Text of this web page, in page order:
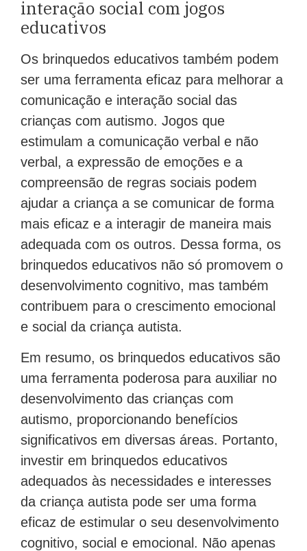
interação social com jogos
educativos
Os brinquedos educativos também podem
ser uma ferramenta eficaz para melhorar a
comunicação e interação social das
crianças com autismo. Jogos que
estimulam a comunicação verbal e não
verbal, a expressão de emoções e a
compreensão de regras sociais podem
ajudar a criança a se comunicar de forma
mais eficaz e a interagir de maneira mais
adequada com os outros. Dessa forma, os
brinquedos educativos não só promovem o
desenvolvimento cognitivo, mas também
contribuem para o crescimento emocional
e social da criança autista.
Em resumo, os brinquedos educativos são
uma ferramenta poderosa para auxiliar no
desenvolvimento das crianças com
autismo, proporcionando benefícios
significativos em diversas áreas. Portanto,
investir em brinquedos educativos
adequados às necessidades e interesses
da criança autista pode ser uma forma
eficaz de estimular o seu desenvolvimento
cognitivo, social e emocional. Não apenas